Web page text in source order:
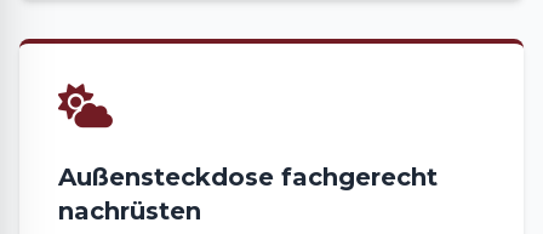
Außensteckdose fachgerecht
nachrüsten